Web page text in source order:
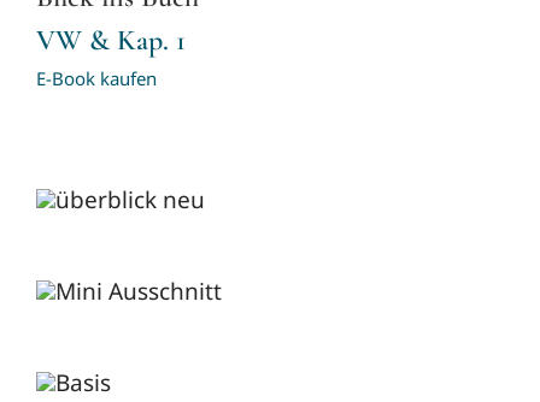
VW & Kap. 1
E-Book kaufen